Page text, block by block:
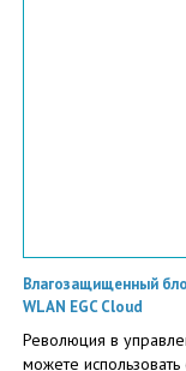
Влагозащищенный
WLAN EGC Cloud
Революция в
можете